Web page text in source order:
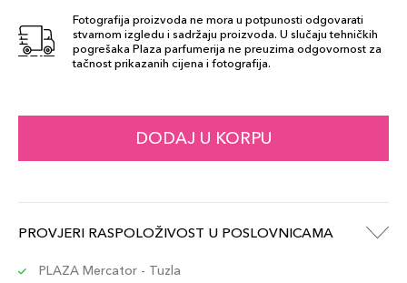
Fotografija proizvoda ne mora u potpunosti odgovarati
stvarnom izgledu i sadržaju proizvoda. U slučaju tehničkih
pogrešaka Plaza parfumerija ne preuzima odgovornost za
tačnost prikazanih cijena i fotografija.
DODAJ U KORPU
PROVJERI RASPOLOŽIVOST U POSLOVNICAMA
PLAZA Mercator - Tuzla